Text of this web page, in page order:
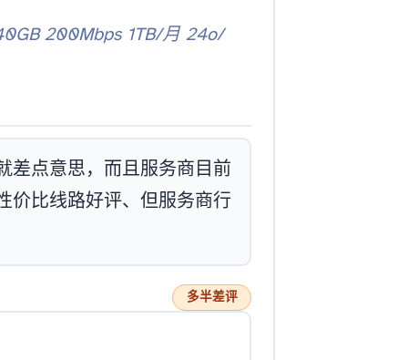
200Mbps 1TB/月 24o/
差点意思，而且服务商目前
性价比线路好评、但服务商行
多半差评